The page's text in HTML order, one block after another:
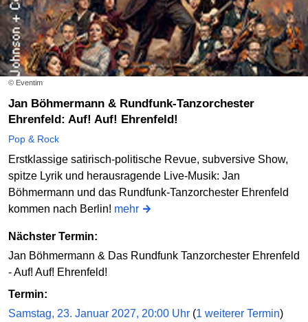
© Eventim
Jan Böhmermann & Rundfunk-Tanzorchester
Ehrenfeld: Auf! Auf! Ehrenfeld!
Pop & Rock
Erstklassige satirisch-politische Revue, subversive Show,
spitze Lyrik und herausragende Live-Musik: Jan
Böhmermann und das Rundfunk-Tanzorchester Ehrenfeld
kommen nach Berlin! mehr
Nächster Termin:
Jan Böhmermann & Das Rundfunk Tanzorchester Ehrenfeld
- Auf! Auf! Ehrenfeld!
Termin:
Samstag, 23. Januar 2027, 20:00 Uhr (1 weiterer Termin)